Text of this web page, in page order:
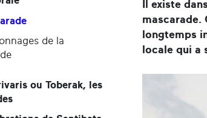
Il existe
mascarade.
longtemps
locale qui a
de la
ou Toberak, les